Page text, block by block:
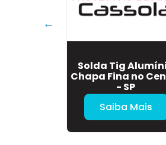
Solda Tig
Chapa Fina no
- SP
Saiba Mais